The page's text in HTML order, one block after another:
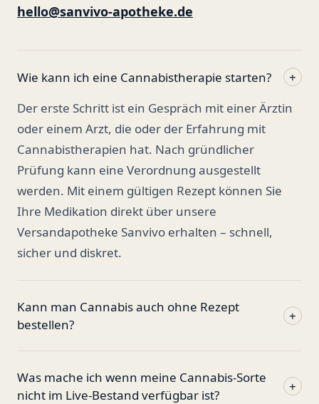
hello@sanvivo-apotheke.de
Wie kann ich eine Cannabistherapie starten?
+
Der erste Schritt ist ein Gespräch mit einer Ärztin
oder einem Arzt, die oder der Erfahrung mit
Cannabistherapien hat. Nach gründlicher
Prüfung kann eine Verordnung ausgestellt
werden. Mit einem gültigen Rezept können Sie
Ihre Medikation direkt über unsere
Versandapotheke Sanvivo erhalten – schnell,
sicher und diskret.
Kann man Cannabis auch ohne Rezept
bestellen?
+
Was mache ich wenn meine Cannabis-Sorte
nicht im Live-Bestand verfügbar ist?
+